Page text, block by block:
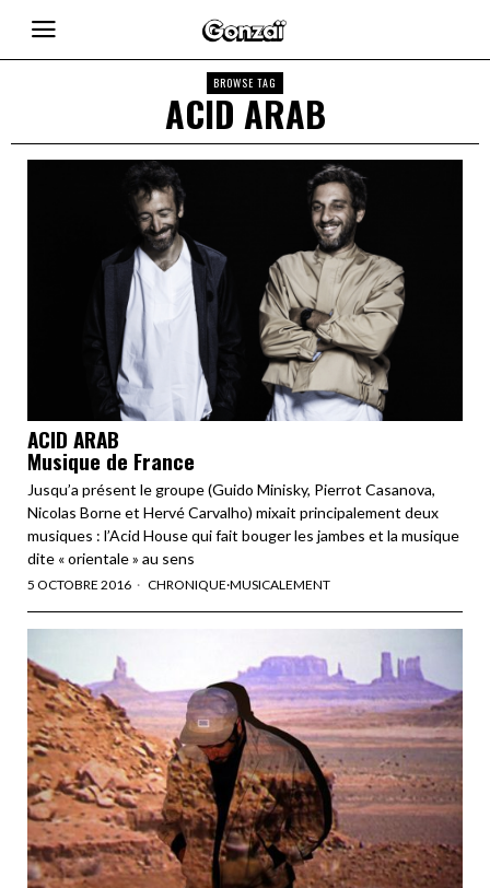
BROWSE TAG
ACID ARAB
ACID ARAB
Musique de France
Jusqu’a présent le groupe (Guido Minisky, Pierrot Casanova,
Nicolas Borne et Hervé Carvalho) mixait principalement deux
musiques : l’Acid House qui fait bouger les jambes et la musique
dite « orientale » au sens
5 OCTOBRE 2016 CHRONIQUE·MUSICALEMENT